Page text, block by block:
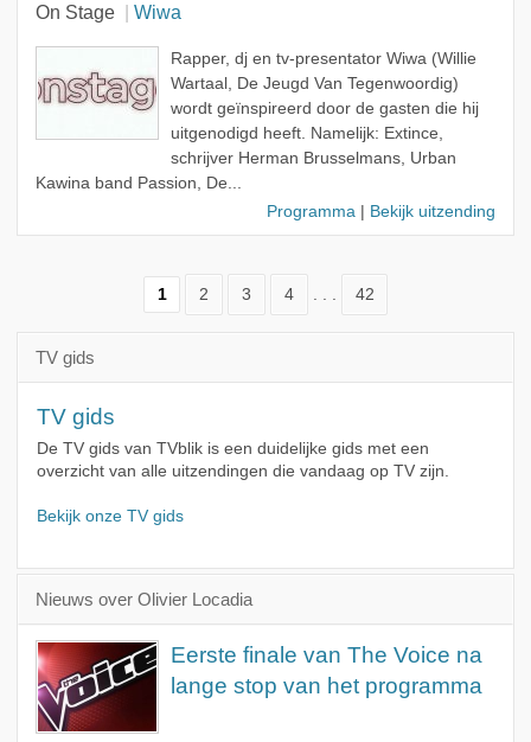
On Stage Wiwa
Rapper, dj en tv-presentator Wiwa (Willie
Wartaal, De Jeugd Van Tegenwoordig)
wordt geïnspireerd door de gasten die hij
uitgenodigd heeft. Namelijk: Extince,
schrijver Herman Brusselmans, Urban
Kawina band Passion, De...
Programma
Bekijk uitzending
1 2 3 4 . . . 42
TV gids
TV gids
De TV gids van TVblik is een duidelijke gids met een
overzicht van alle uitzendingen die vandaag op TV zijn.
Bekijk onze TV gids
Nieuws over Olivier Locadia
Eerste finale van The Voice na
lange stop van het programma